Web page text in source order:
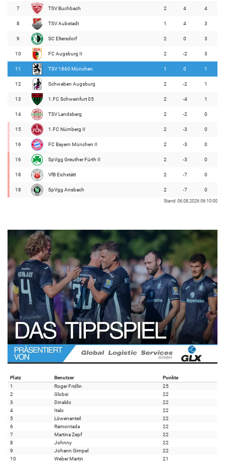
7 TSV Buchbach 2 4 4
8 TSV Aubstadt 1 4 3
9 SC Eltersdorf 2 0 3
10 FC Augsburg II 2 -2 3
11 TSV 1860 München 1 0 1
12 Schwaben Augsburg 2 -2 1
13 1.FC Schweinfurt 05 2 -4 1
14 TSV Landsberg 2 -2 0
15 1.FC Nürnberg II 2 -3 0
16 FC Bayern München II 2 -3 0
16 SpVgg Greuther Fürth II 2 -3 0
18 VfB Eichstätt 2 -7 0
18 SpVgg Ansbach 2 -7 0
Stand: 06.08.2026 06:10:00
Platz Benutzer
Punkte
1
Roger Fridlin
25
2
Globsi
22
3
Dinaldo
22
4
Italo
22
5
Löwenanteil
22
6
Ramontada
22
7
Martina Zepf
22
8
Johnny
22
9
Johann Gimpel
22
10
Weber Martin 21